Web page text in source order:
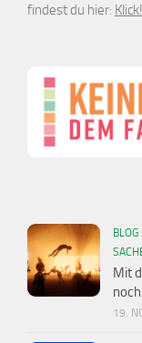
findest du hier: Klick!
BLOG
Mit
19.